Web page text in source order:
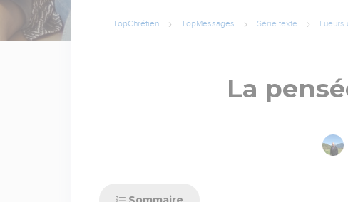
TopChrétien TopMessages Série texte Lueurs
La